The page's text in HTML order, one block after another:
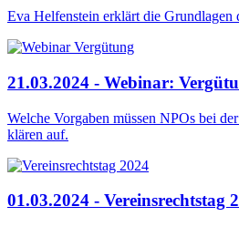
Eva Helfenstein erklärt die Grundlagen
21.03.2024 - Webinar:
Welche Vorgaben müssen NPOs bei
klären auf.
01.03.2024 - Vereinsrechtstag